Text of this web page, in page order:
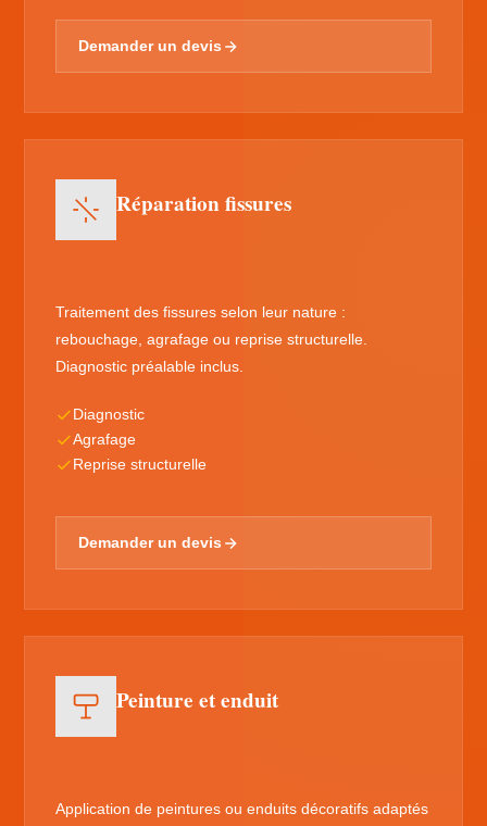
Demander un devis
Réparation fissures
Traitement des fissures selon leur nature :
rebouchage, agrafage ou reprise structurelle.
Diagnostic préalable inclus.
Diagnostic
Agrafage
Reprise structurelle
Demander un devis
Peinture et enduit
Application de peintures ou enduits décoratifs adaptés